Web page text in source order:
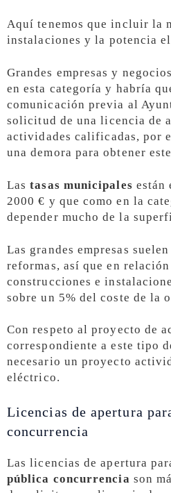
Aquí tenemos que incluir la
instalaciones y la potencia
Grandes empresas y
en esta categoría y habría
comunicación previa al
solicitud de una licencia de
actividades calificadas, por
una demora para obtener
Lastasas municipales están
2000 € y que como en la
depender mucho de la
Las grandes empresas
reformas, así que en
construcciones e
sobre un 5% del coste de la
Con respeto al proyecto de
correspondiente a este tipo
necesario un proyecto
eléctrico.
Licencias de apertura
concurrencia
Las licencias de apertura
pública concurrencia son